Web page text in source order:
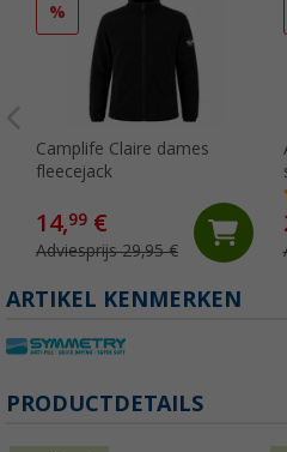
%
Camplife Claire dames
fleecejack
14,99 €
Adviesprijs 29,95 €
ARTIKEL KENMERKEN
PRODUCTDETAILS